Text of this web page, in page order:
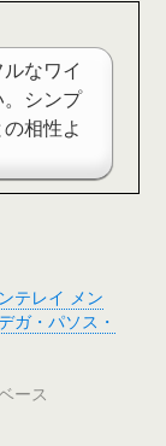
なワイ
シンプ
相性よ
テレイ メン
ガ・パソス・
ース